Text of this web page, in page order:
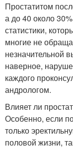
Простатитом
а до 40 около
статистики,
многие не
незначительной
наверное,
каждого
андрологом.
Влияет ли
Особенно, если
только
половой жизни,